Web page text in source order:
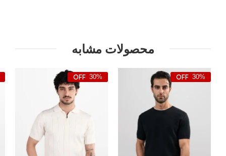
محصولات مشابه
30%
30%